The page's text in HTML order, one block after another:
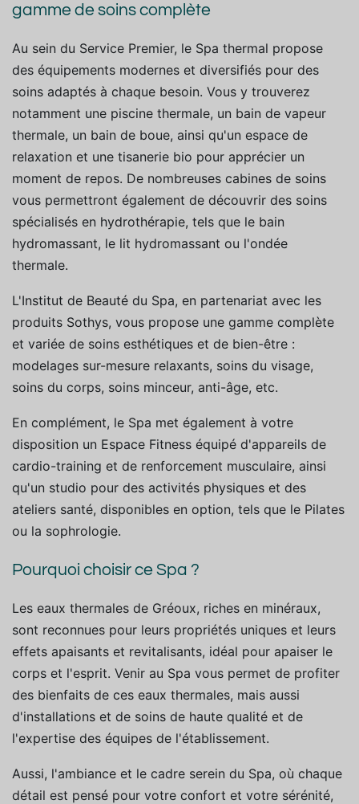
gamme de soins complète
Au sein du Service Premier, le Spa thermal propose
des équipements modernes et diversifiés pour des
soins adaptés à chaque besoin. Vous y trouverez
notamment une piscine thermale, un bain de vapeur
thermale, un bain de boue, ainsi qu'un espace de
relaxation et une tisanerie bio pour apprécier un
moment de repos. De nombreuses cabines de soins
vous permettront également de découvrir des soins
spécialisés en hydrothérapie, tels que le bain
hydromassant, le lit hydromassant ou l'ondée
thermale.
L'Institut de Beauté du Spa, en partenariat avec les
produits Sothys, vous propose une gamme complète
et variée de soins esthétiques et de bien-être :
modelages sur-mesure relaxants, soins du visage,
soins du corps, soins minceur, anti-âge, etc.
En complément, le Spa met également à votre
disposition un Espace Fitness équipé d'appareils de
cardio-training et de renforcement musculaire, ainsi
qu'un studio pour des activités physiques et des
ateliers santé, disponibles en option, tels que le Pilates
ou la sophrologie.
Pourquoi choisir ce Spa ?
Les eaux thermales de Gréoux, riches en minéraux,
sont reconnues pour leurs propriétés uniques et leurs
effets apaisants et revitalisants, idéal pour apaiser le
corps et l'esprit. Venir au Spa vous permet de profiter
des bienfaits de ces eaux thermales, mais aussi
d'installations et de soins de haute qualité et de
l'expertise des équipes de l'établissement.
Aussi, l'ambiance et le cadre serein du Spa, où chaque
détail est pensé pour votre confort et votre sérénité,